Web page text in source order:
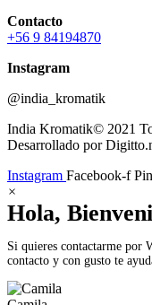
Contacto
+56 9 84194870
Instagram
@india_kromatik
India Kromatik© 2021
Desarrollado por
Instagram Facebook-f
×
Hola,
Si quieres contactarme por
contacto y con gusto te